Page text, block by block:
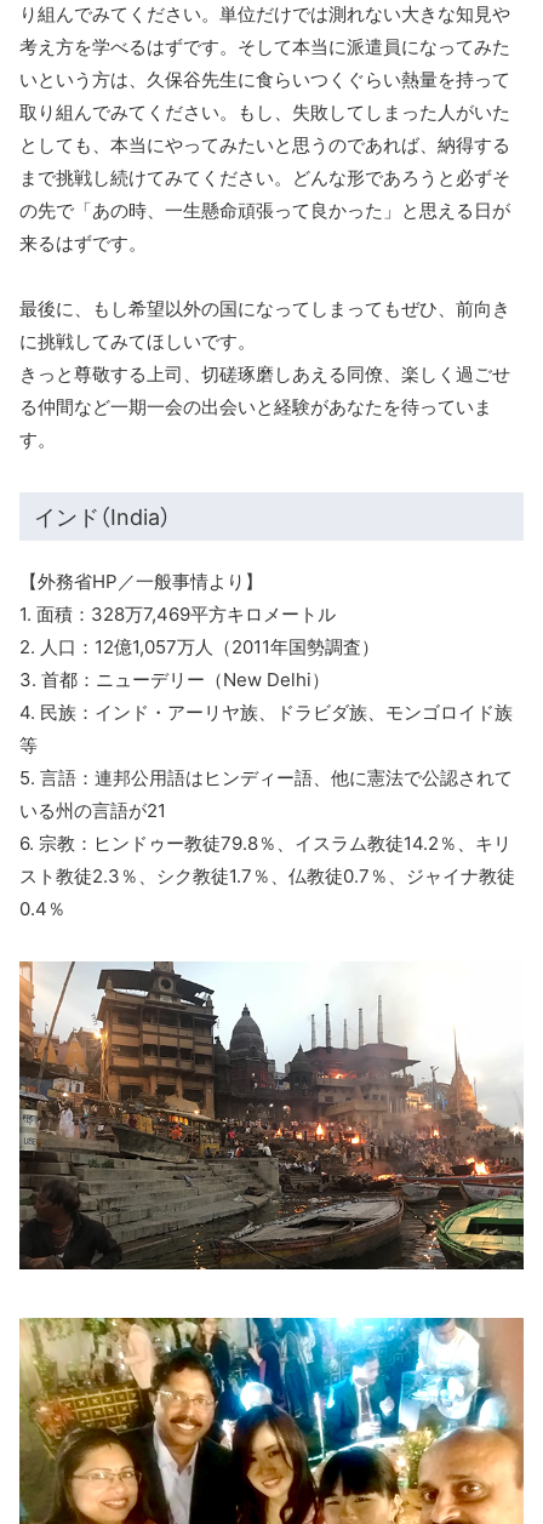
り組んでみてください。単位だけでは測れない大きな知見や
考え方を学べるはずです。そして本当に派遣員になってみた
いという方は、久保谷先生に食らいつくぐらい熱量を持って
取り組んでみてください。もし、失敗してしまった人がいた
としても、本当にやってみたいと思うのであれば、納得する
まで挑戦し続けてみてください。どんな形であろうと必ずそ
の先で「あの時、一生懸命頑張って良かった」と思える日が
来るはずです。
最後に、もし希望以外の国になってしまってもぜひ、前向き
に挑戦してみてほしいです。
きっと尊敬する上司、切磋琢磨しあえる同僚、楽しく過ごせ
る仲間など一期一会の出会いと経験があなたを待っていま
す。
インド（India）
【外務省HP／一般事情より】
1. 面積：328万7,469平方キロメートル
2. 人口：12億1,057万人（2011年国勢調査）
3. 首都：ニューデリー（New Delhi）
4. 民族：インド・アーリヤ族、ドラビダ族、モンゴロイド族
等
5. 言語：連邦公用語はヒンディー語、他に憲法で公認されて
いる州の言語が21
6. 宗教：ヒンドゥー教徒79.8％、イスラム教徒14.2％、キリ
スト教徒2.3％、シク教徒1.7％、仏教徒0.7％、ジャイナ教徒
0.4％